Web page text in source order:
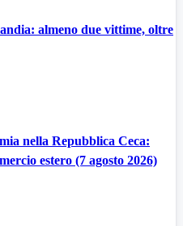
almeno due vittime, oltre
nella Repubblica Ceca:
estero (7 agosto 2026)